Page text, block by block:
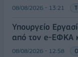
08/08/2026 - 13:21
Υπουργείο
από τον e-ΕΦΚΑ
08/08/2026 - 12:58